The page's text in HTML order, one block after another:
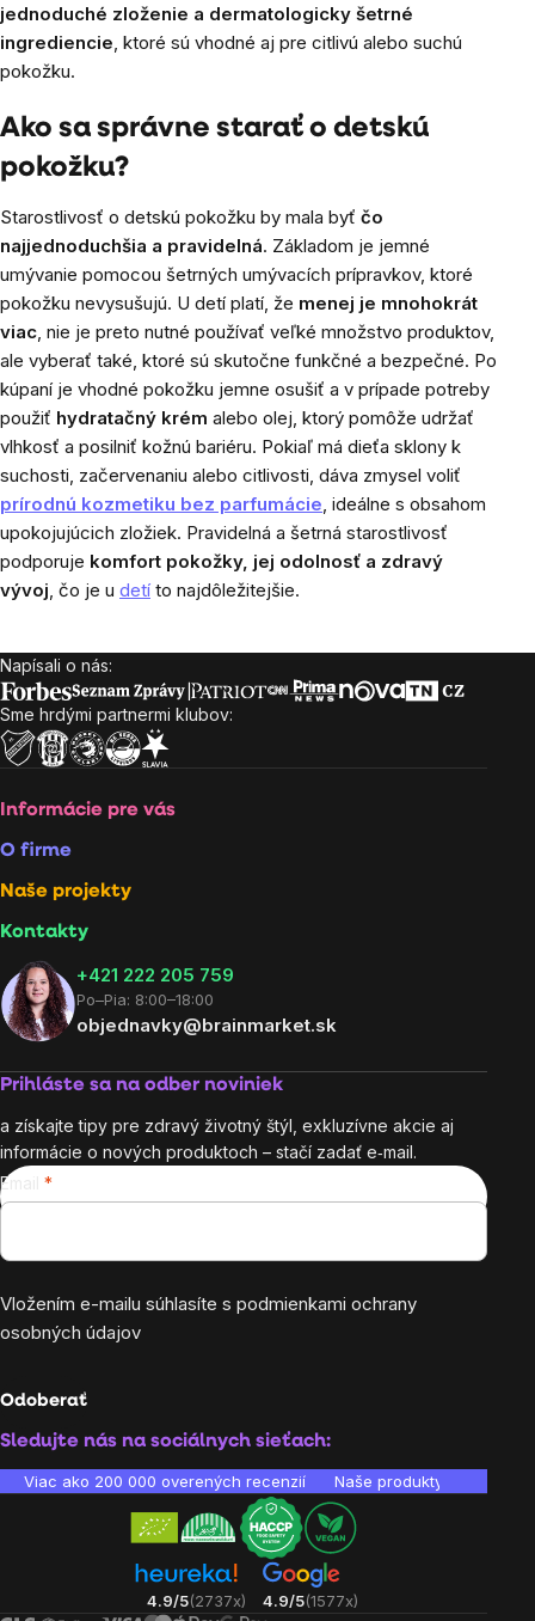
jednoduché zloženie a dermatologicky šetrné
ingrediencie, ktoré sú vhodné aj pre citlivú alebo suchú
pokožku.
Ako sa správne starať o detskú
pokožku?
Starostlivosť o detskú pokožku by mala byť čo
najjednoduchšia a pravidelná. Základom je jemné
umývanie pomocou šetrných umývacích prípravkov, ktoré
pokožku nevysušujú. U detí platí, že menej je mnohokrát
viac, nie je preto nutné používať veľké množstvo produktov,
ale vyberať také, ktoré sú skutočne funkčné a bezpečné. Po
kúpaní je vhodné pokožku jemne osušiť a v prípade potreby
použiť hydratačný krém alebo olej, ktorý pomôže udržať
vlhkosť a posilniť kožnú bariéru. Pokiaľ má dieťa sklony k
suchosti, začervenaniu alebo citlivosti, dáva zmysel voliť
prírodnú kozmetiku bez parfumácie, ideálne s obsahom
upokojujúcich zložiek. Pravidelná a šetrná starostlivosť
podporuje komfort pokožky, jej odolnosť a zdravý
vývoj, čo je u detí to najdôležitejšie.
Zápätie
Napísali o nás:
Sme hrdými partnermi klubov:
Informácie pre vás
O firme
Naše projekty
Kontakty
+421 222 205 759
Po–Pia: 8:00–18:00
objednavky@brainmarket.sk
Prihláste sa na odber noviniek
a získajte tipy pre zdravý životný štýl, exkluzívne akcie aj
informácie o nových produktoch – stačí zadať e‑mail.
Email
Vložením e-mailu súhlasíte s podmienkami ochrany
osobných údajov
Odoberať
Sledujte nás na sociálnych sieťach:
Viac ako 200 000 overených recenzií Naše produkty sú
4.9/5(2737x) 4.9/5(1577x)